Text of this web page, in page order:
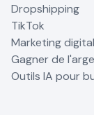
Dropshipping
TikTok
Marketing digital
Gagner de
Outils IA pour